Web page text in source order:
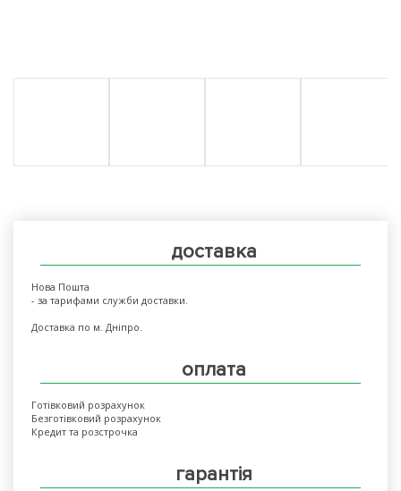
доставка
Нова Пошта
- за тарифами служби доставки.
Доставка по м. Дніпро.
оплата
Готівковий розрахунок
Безготівковий розрахунок
Кредит та розстрочка
гарантія